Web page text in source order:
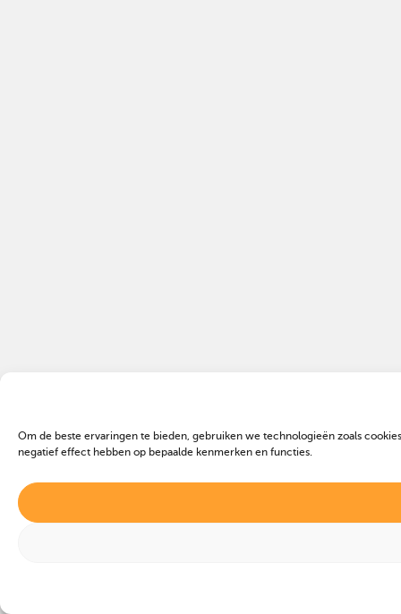
Om de beste ervaringen te bieden, gebruiken we technologieën zoals
negatief effect hebben op bepaalde kenmerken en functies.